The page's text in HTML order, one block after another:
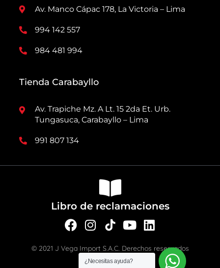
Av. Manco Cápac 178, La Victoria – Lima
994 142 557
984 481 994
Tienda Carabayllo
Av. Trapiche Mz. A Lt. 15 2da Et. Urb.
Tungasuca, Carabayllo – Lima
991 807 134
Libro de reclamaciones
F
c
I
s
t
Y
u
t
L
n
© 2021 J Vega Import S.A.C. Derechos reservados
¿Necesitas ayuda?